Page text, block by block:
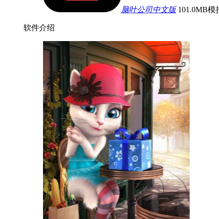
脑叶公司中文版 101.0MB模
软件介绍